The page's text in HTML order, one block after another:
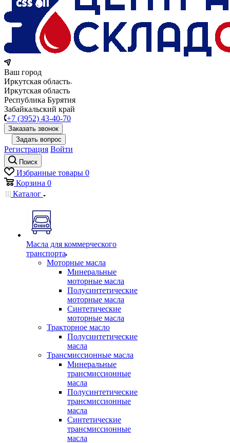
Ваш город
Иркутская область
Иркутская область
Республика Бурятия
Забайкальский край
+7 (3952) 43-40-70
Заказать звонок
Задать вопрос
Регистрация Войти
Поиск
Избранные товары 0
Корзина 0
Каталог
Масла для коммерческого
транспорта
Моторные масла
Минеральные
моторные масла
Полусинтетические
моторные масла
Синтетические
моторные масла
Тракторное масло
Полусинтетические
масла
Трансмиссионные масла
Минеральные
трансмиссионные
масла
Полусинтетические
трансмиссионные
масла
Синтетические
трансмиссионные
масла